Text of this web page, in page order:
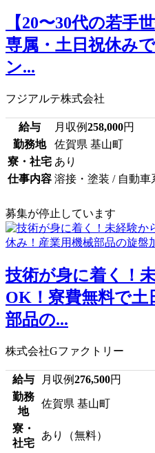
【20〜30代の若手
専属・土日祝休み
ン...
フジアルテ株式会社
給与 月収例258,000円
勤務地
佐賀県 基山町
寮・社宅 あり
仕事内容 溶接・塗装 / 自動車
募集が停止しています
技術が身に着く！
OK！寮費無料で土
部品の...
株式会社Gファクトリー
給与 月収例276,500円
勤務
地
佐賀県 基山町
寮・
社宅
あり（無料）